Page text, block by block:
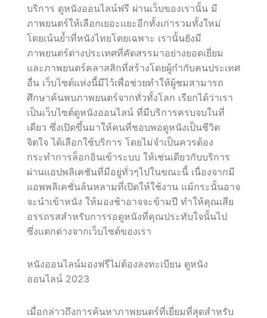
บริการ ดูหนังออนไลน์ฟรี ผ่านเว็บของเรานั้น มี
ภาพยนตร์ให้เลือกเยอะแยะอีกทั้งเก่ารวมทั้งใหม่
โดยเน้นย้ำที่หนังไทยโดยเฉพาะ เรานั้นยังมี
ภาพยนตร์ต่างประเทศที่คัดสรรมาอย่างยอดเยี่ยม
และภาพยนตร์คลาสสิกที่สร้างโดยผู้กำกับคนประเทศ
อื่น เว็บไซต์แห่งนี้มีไว้เพื่อช่วยทำให้ผู้ชมสามารถ
ศึกษาค้นพบภาพยนตร์จากทั่วทั้งโลก เรียกได้ว่าเรา
เป็นเว็บไซต์ดูหนังออนไลน์ ที่มีบริการครบจบในที่
เดียว ซึ่งเปิดขึ้นมาให้คนที่ชอบพอดูหนังเป็นชีวิต
จิตใจ ได้เลือกใช้บริการ โดยไม่จำเป็นควรต้อง
กระทำการล็อกอินเข้าระบบ ให้เช่นเดียวกับบริการ
ผ่านแอปพลิเคชันที่มีอยู่ทั่วๆไปในขณะนี้ เนื่องจากมี
แอพพลิเคชั่นล้นหลามที่เปิดให้ใช้งาน แม้กระนั้นอาจ
จะนำเข้าหนัง ให้มองช้าอาจจะข้ามปี ทำให้คุณเสีย
อรรถรสสำหรับการรอดูหนังที่คุณประทับใจนั้นไป
ซึ่งแตกต่างจากเว็บไซต์ของเรา
หนังออนไลน์มองฟรีไม่ต้องลงทะเบียน ดูหนัง
ออนไลน์ 2023
เมื่อกล่าวถึงการค้นหาภาพยนตร์ที่เยี่ยมที่สุดสำหรับ